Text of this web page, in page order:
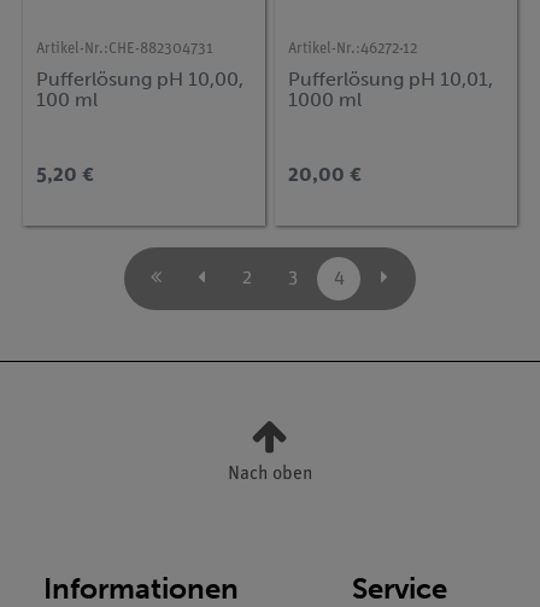
Artikel-Nr.:CHE-882304731
Pufferlösung pH 10,00,
100 ml
5,20 €
Artikel-Nr.:46272-12
Pufferlösung pH 10,01,
1000 ml
20,00 €
2 3 4
Nach oben
Informationen Service